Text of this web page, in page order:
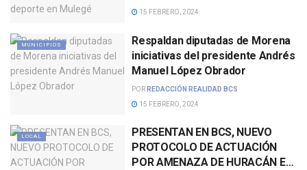
15 FEBRERO, 2024
MUNICIPIOS
Respaldan diputadas de Morena
iniciativas del presidente Andrés
Manuel López Obrador
POR REDACCIÓN REALIDAD BCS
15 FEBRERO, 2024
LOCAL
PRESENTAN EN BCS, NUEVO
PROTOCOLO DE ACTUACIÓN
POR AMENAZA DE HURACÁN EN